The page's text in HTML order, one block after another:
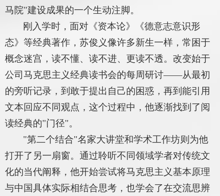
马院"建设成果的一个生动注脚。
刚入学时，面对《资本论》《德意志意识形
态》等经典著作，苏俊义像许多新生一样，常困于
概念迷宫，读不懂、读不进、更读不透。改变始于
公司马克思主义经典读书会的每周研讨——从最初
的旁听记录，到敢于提出自己的困惑，再到能引用
文本回应不同观点，这个过程中，他逐渐找到了阅
读经典的"门径"。
"第二个结合"名家大讲堂和学术工作坊则为他
打开了另一扇窗。通过聆听不同领域学者对传统文
化的当代阐释，他开始尝试将马克思主义基本原理
与中国具体实际相结合思考，也学会了在交流思辨